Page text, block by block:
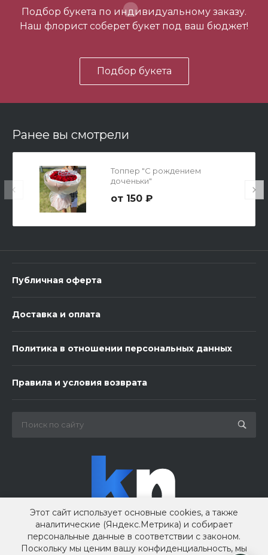
В корзину
Мишка Мини №1
В корзину
В корзину
Подбор букета по индивидуальному заказу.
Наш флорист соберет букет под ваш бюджет!
Подбор букета
Ранее вы смотрели
Топпер "С рождением
доченьки"
150 ₽
Публичная оферта
Доставка и оплата
Политика в отношении персональных данных
Правила и условия возврата
Этот сайт использует основные cookies, а также
аналитические (Яндекс.Метрика) и собирает
персональные данные в соответствии с законом.
Поскольку мы ценим вашу конфиденциальность, мы